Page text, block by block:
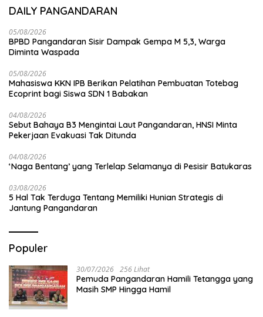
DAILY PANGANDARAN
05/08/2026
BPBD Pangandaran Sisir Dampak Gempa M 5,3, Warga
Diminta Waspada
05/08/2026
Mahasiswa KKN IPB Berikan Pelatihan Pembuatan Totebag
Ecoprint bagi Siswa SDN 1 Babakan
04/08/2026
Sebut Bahaya B3 Mengintai Laut Pangandaran, HNSI Minta
Pekerjaan Evakuasi Tak Ditunda
04/08/2026
‘Naga Bentang’ yang Terlelap Selamanya di Pesisir Batukaras
03/08/2026
5 Hal Tak Terduga Tentang Memiliki Hunian Strategis di
Jantung Pangandaran
Populer
30/07/2026 256 Lihat
Pemuda Pangandaran Hamili Tetangga yang
Masih SMP Hingga Hamil